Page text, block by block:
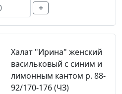
+
Халат "Ирина" женский
васильковый с синим и
лимонным кантом р. 88-
92/170-176 (ЧЗ)